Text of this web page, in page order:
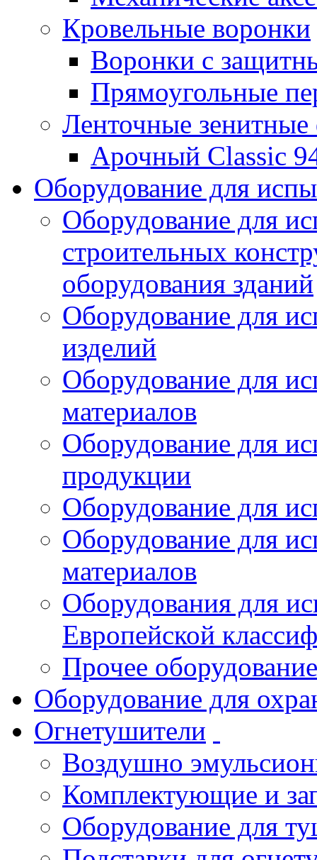
Кровельные воронки
Воронки с
Прямоугольные
Ленточные
Арочный Classic
Оборудование для
Оборудование для
строительных
оборудования зданий
Оборудование для
изделий
Оборудование для
материалов
Оборудование для
продукции
Оборудование для
Оборудование для
материалов
Оборудования для
Европейской
Прочее оборудование
Оборудование для
Огнетушители
Воздушно
Комплектующие и
Оборудование для